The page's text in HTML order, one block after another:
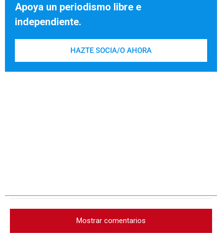
Apoya un periodismo libre e
independiente.
HAZTE SOCIA/O AHORA
Mostrar comentarios